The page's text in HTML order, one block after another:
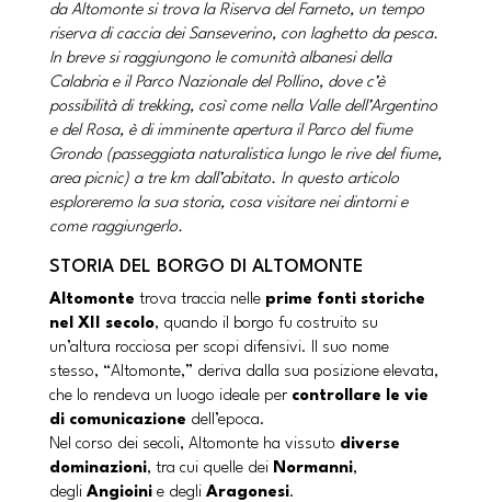
da Altomonte si trova la Riserva del Farneto, un tempo
riserva di caccia dei Sanseverino, con laghetto da pesca.
In breve si raggiungono le comunità albanesi della
Calabria e il Parco Nazionale del Pollino, dove c’è
possibilità di trekking, così come nella Valle dell’Argentino
e del Rosa, è di imminente apertura il Parco del fiume
Grondo (passeggiata naturalistica lungo le rive del fiume,
area picnic) a tre km dall’abitato. In questo articolo
esploreremo la sua storia, cosa visitare nei dintorni e
come raggiungerlo.
STORIA DEL BORGO DI ALTOMONTE
Altomonte trova traccia nelle prime fonti storiche
nel XII secolo, quando il borgo fu costruito su
un’altura rocciosa per scopi difensivi. Il suo nome
stesso, “Altomonte,” deriva dalla sua posizione elevata,
che lo rendeva un luogo ideale per controllare le vie
di comunicazione dell’epoca.
Nel corso dei secoli, Altomonte ha vissuto diverse
dominazioni, tra cui quelle dei Normanni,
degli Angioinie degli Aragonesi.